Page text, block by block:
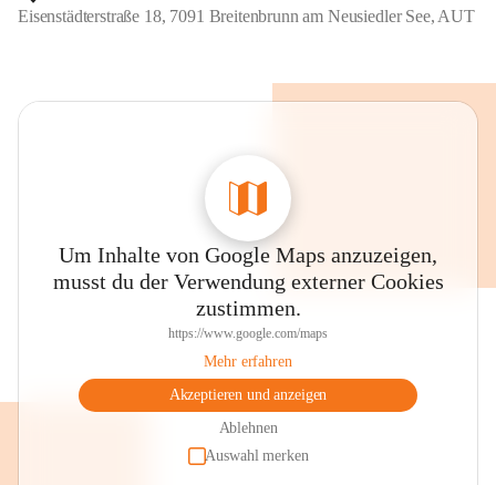
Eisenstädterstraße 18, 7091 Breitenbrunn am Neusiedler See, AUT
Um Inhalte von Google Maps anzuzeigen,
musst du der Verwendung externer Cookies
zustimmen.
https://www.google.com/maps
Mehr erfahren
Akzeptieren und anzeigen
Ablehnen
Auswahl merken